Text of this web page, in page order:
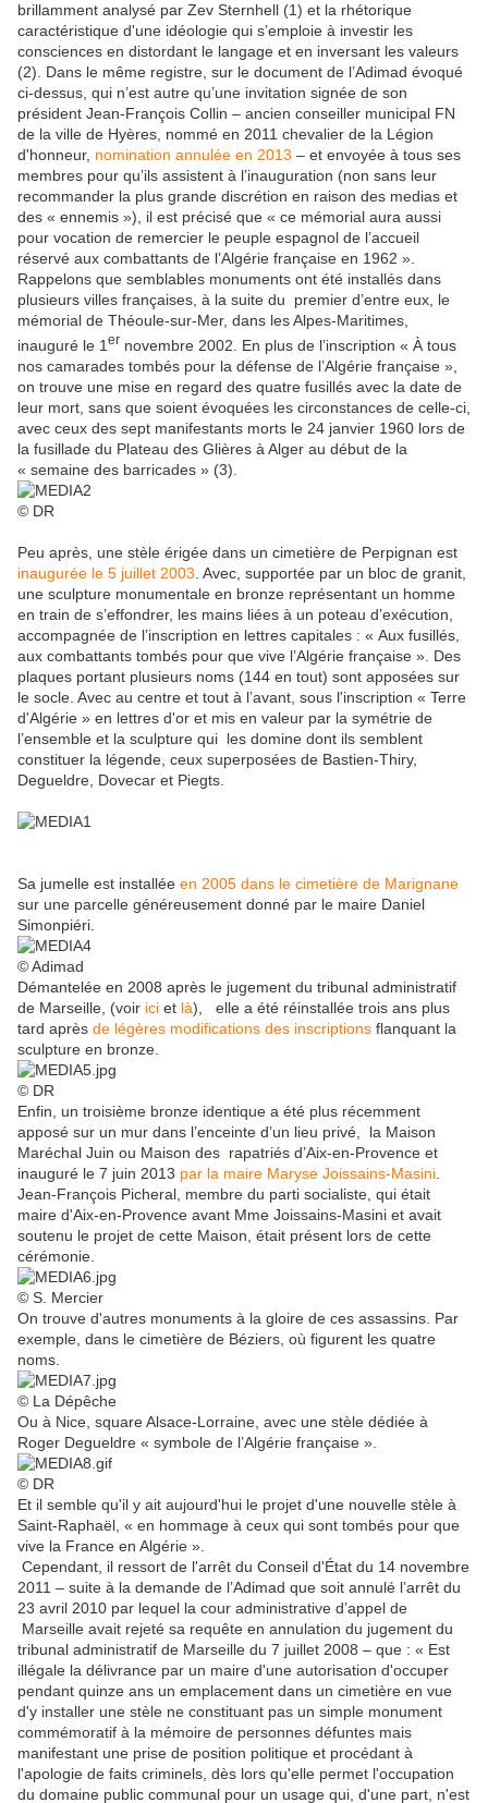
brillamment analysé par Zev Sternhell (1) et la rhétorique
caractéristique d'une idéologie qui s’emploie à investir les
consciences en distordant le langage et en inversant les valeurs
(2). Dans le même registre, sur le document de l’Adimad évoqué
ci-dessus, qui n’est autre qu’une invitation signée de son
président Jean-François Collin – ancien conseiller municipal FN
de la ville de Hyères, nommé en 2011 chevalier de la Légion
d'honneur, nomination annulée en 2013 – et envoyée à tous ses
membres pour qu’ils assistent à l’inauguration (non sans leur
recommander la plus grande discrétion en raison des medias et
des « ennemis »), il est précisé que « ce mémorial aura aussi
pour vocation de remercier le peuple espagnol de l’accueil
réservé aux combattants de l’Algérie française en 1962 ».
Rappelons que semblables monuments ont été installés dans
plusieurs villes françaises, à la suite du premier d’entre eux, le
mémorial de Théoule-sur-Mer, dans les Alpes-Maritimes,
inauguré le 1 er novembre 2002. En plus de l’inscription « À tous
nos camarades tombés pour la défense de l’Algérie française »,
on trouve une mise en regard des quatre fusillés avec la date de
leur mort, sans que soient évoquées les circonstances de celle-ci,
avec ceux des sept manifestants morts le 24 janvier 1960 lors de
la fusillade du Plateau des Glières à Alger au début de la
« semaine des barricades » (3).
© DR
Peu après, une stèle érigée dans un cimetière de Perpignan est
inaugurée le 5 juillet 2003 . Avec, supportée par un bloc de granit,
une sculpture monumentale en bronze représentant un homme
en train de s’effondrer, les mains liées à un poteau d’exécution,
accompagnée de l’inscription en lettres capitales : « Aux fusillés,
aux combattants tombés pour que vive l’Algérie française ». Des
plaques portant plusieurs noms (144 en tout) sont apposées sur
le socle. Avec au centre et tout à l’avant, sous l'inscription « Terre
d'Algérie » en lettres d'or et mis en valeur par la symétrie de
l’ensemble et la sculpture qui les domine dont ils semblent
constituer la légende, ceux superposées de Bastien-Thiry,
Degueldre, Dovecar et Piegts.
Sa jumelle est installée en 2005 dans le cimetière de Marignane
sur une parcelle généreusement donné par le maire Daniel
Simonpiéri.
© Adimad
Démantelée en 2008 après le jugement du tribunal administratif
de Marseille, (voir ici et là), elle a été réinstallée trois ans plus
tard après de légères modifications des inscriptions flanquant la
sculpture en bronze.
© DR
Enfin, un troisième bronze identique a été plus récemment
apposé sur un mur dans l’enceinte d’un lieu privé, la Maison
Maréchal Juin ou Maison des rapatriés d’Aix-en-Provence et
inauguré le 7 juin 2013 par la maire Maryse Joissains-Masini
Jean-François Picheral, membre du parti socialiste, qui était
maire d'Aix-en-Provence avant Mme Joissains-Masini et avait
soutenu le projet de cette Maison, était présent lors de cette
cérémonie.
© S. Mercier
On trouve d'autres monuments à la gloire de ces assassins. Par
exemple, dans le cimetière de Béziers, où figurent les quatre
noms.
© La Dépêche
Ou à Nice, square Alsace-Lorraine, avec une stèle dédiée à
Roger Degueldre « symbole de l’Algérie française ».
© DR
Et il semble qu'il y ait aujourd'hui le projet d'une nouvelle stèle à
Saint-Raphaël, « en hommage à ceux qui sont tombés pour que
vive la France en Algérie ».
Cependant, il ressort de l'arrêt du Conseil d'État du 14 novembre
2011 – suite à la demande de l’Adimad que soit annulé l’arrêt du
23 avril 2010 par lequel la cour administrative d’appel de
Marseille avait rejeté sa requête en annulation du jugement du
tribunal administratif de Marseille du 7 juillet 2008 – que : « Est
illégale la délivrance par un maire d'une autorisation d'occuper
pendant quinze ans un emplacement dans un cimetière en vue
d'y installer une stèle ne constituant pas un simple monument
commémoratif à la mémoire de personnes défuntes mais
manifestant une prise de position politique et procédant à
l'apologie de faits criminels, dès lors qu'elle permet l'occupation
du domaine public communal pour un usage qui, d'une part, n'est